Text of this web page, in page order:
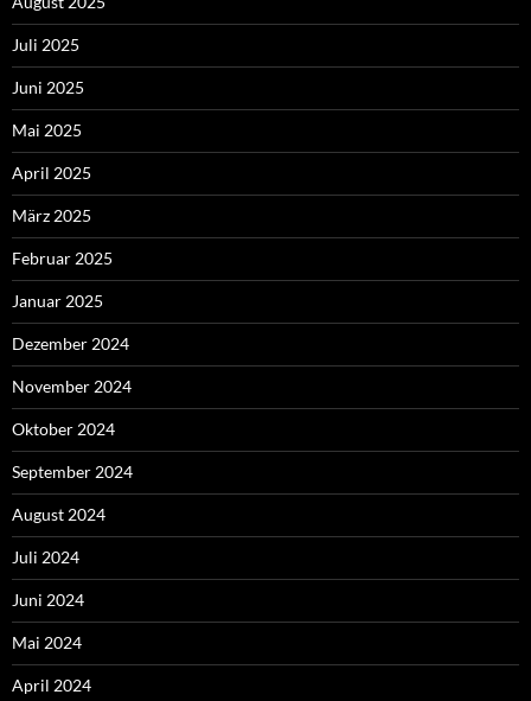
Juli 2025
Juni 2025
Mai 2025
April 2025
März 2025
Februar 2025
Januar 2025
Dezember 2024
November 2024
Oktober 2024
September 2024
August 2024
Juli 2024
Juni 2024
Mai 2024
April 2024